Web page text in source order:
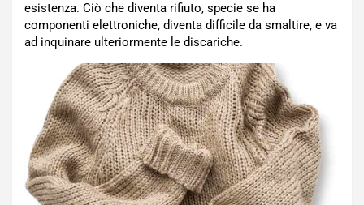
esistenza. Ciò che diventa rifiuto, specie se ha
componenti elettroniche, diventa difficile da smaltire, e va
ad inquinare ulteriormente le discariche.